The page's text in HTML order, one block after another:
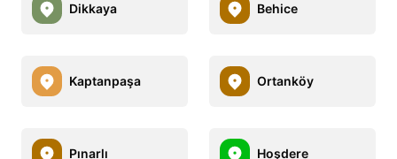
Dikkaya Behice
Kaptanpaşa Ortanköy
Pınarlı Hoşdere